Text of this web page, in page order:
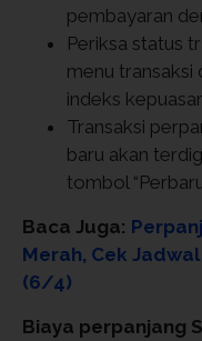
pembayaran
Periksa status
menu transaksi
indeks
Transaksi
baru akan
tombol
Baca Juga:
Merah, Cek
(6/4)
Biaya perpanjang